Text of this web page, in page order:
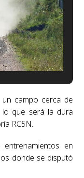
campo cerca de
que será la dura
RC5N.
en
donde se disputó